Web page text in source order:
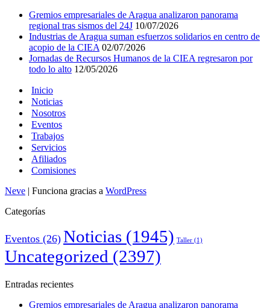
Gremios empresariales de Aragua analizaron panorama
regional tras sismos del 24J 10/07/2026
Industrias de Aragua suman esfuerzos solidarios en centro de
acopio de la CIEA 02/07/2026
Jornadas de Recursos Humanos de la CIEA regresaron por
todo lo alto 12/05/2026
Inicio
Noticias
Nosotros
Eventos
Trabajos
Servicios
Afiliados
Comisiones
Neve | Funciona gracias a WordPress
Categorías
Eventos (26) Noticias (1945) Taller (1)
Uncategorized (2397)
Entradas recientes
Gremios empresariales de Aragua analizaron panorama